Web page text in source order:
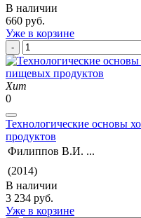
В наличии
660 руб.
Уже в корзине
Хит
0
Технологические основы
продуктов
Филиппов В.И. ...
(2014)
В наличии
3 234 руб.
Уже в корзине